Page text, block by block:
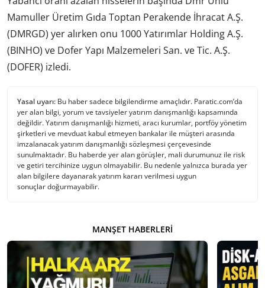
Mamuller Üretim Gıda Toptan Perakende İhracat A.Ş.
(DMRGD) yer alırken onu 1000 Yatırımlar Holding A.Ş.
(BINHO) ve Dofer Yapı Malzemeleri San. ve Tic. A.Ş.
(DOFER) izledi.
Yasal uyarı: Bu haber sadece bilgilendirme amaçlıdır. Paratic.com’da
yer alan bilgi, yorum ve tavsiyeler yatırım danışmanlığı kapsamında
değildir. Yatırım danışmanlığı hizmeti, aracı kurumlar, portföy yönetim
şirketleri ve mevduat kabul etmeyen bankalar ile müşteri arasında
imzalanacak yatırım danışmanlığı sözleşmesi çerçevesinde
sunulmaktadır. Bu haberde yer alan görüşler, mali durumunuz ile risk
ve getiri tercihinize uygun olmayabilir. Bu nedenle yalnızca burada yer
alan bilgilere dayanarak yatırım kararı verilmesi uygun
sonuçlar doğurmayabilir.
MANŞET HABERLERI